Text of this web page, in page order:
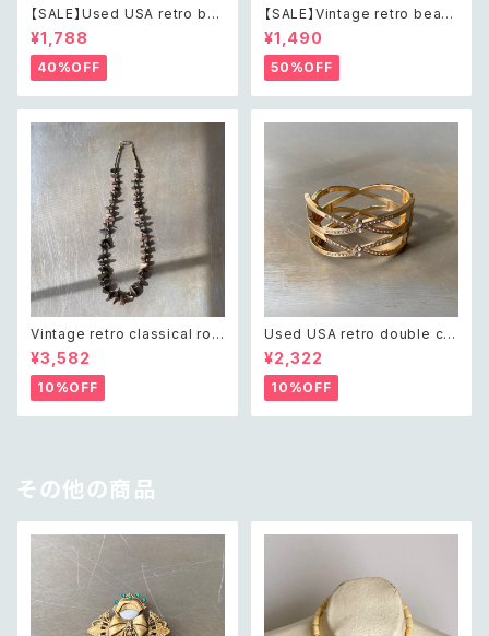
【SALE】Used USA retro bot
anical flower salopette sh
ort pants レトロ アメリカ ユー
ズド 古着 ライトグリーン ボタニ
カル フラワー サロペット ショー
トパンツ
¥1,788
40%OFF
【SALE】Vintage retro bead
s embroidery navy blue po
uch レトロ ヴィンテージ ホワイ
ト ビーズ刺繍 ネイビー 紺色 ポ
ーチ
¥1,490
50%OFF
Vintage retro classical rou
gh cut shell beads necklac
e レトロ ヴィンテージ アクセサ
リー クラシカル ラフカット シェ
ル ビーズ ネックレス
¥3,582
10%OFF
Used USA retro double cro
ss crystal bijou bangle レト
ロ アメリカ ユーズド アクセサリ
ー ゴールド ダブル クロス ビジ
ュー バングル
¥2,322
10%OFF
その他の商品